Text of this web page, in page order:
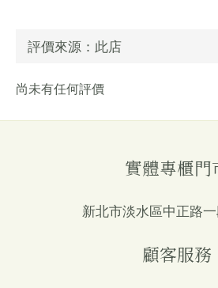
尚未有任何評價
實體專櫃門
新北市淡水區中正路
顧客服務